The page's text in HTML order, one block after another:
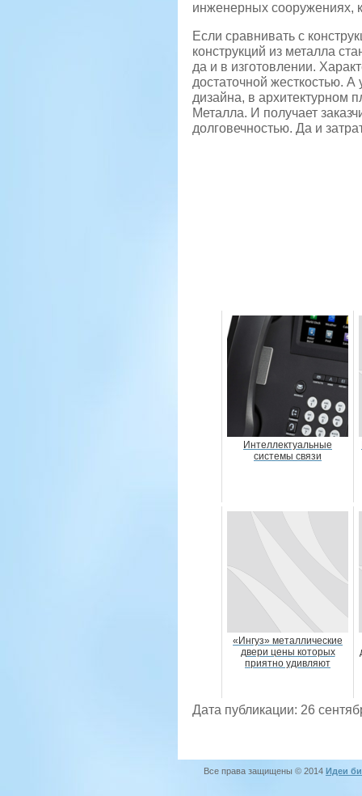
инженерных сооружениях,
Если сравнивать с
конструкций из металла
да и в изготовлении.
достаточной жесткостью.
дизайна, в архитектурном
Металла. И получает
долговечностью. Да и
Интеллектуальные
системы связи
«Ингуз» металлические
двери цены которых
приятно удивляют
Дата публикации: 26
Все права защищены © 2014 Идеи